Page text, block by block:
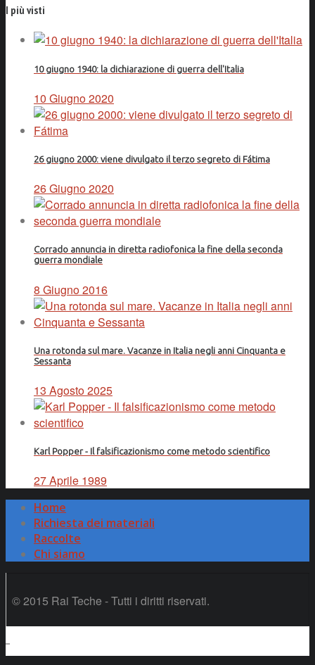
I più visti
10 giugno 1940: la dichiarazione di guerra dell'Italia
10 Giugno 2020
26 giugno 2000: viene divulgato il terzo segreto di Fátima
26 Giugno 2020
Corrado annuncia in diretta radiofonica la fine della seconda
guerra mondiale
8 Giugno 2016
Una rotonda sul mare. Vacanze in Italia negli anni Cinquanta e
Sessanta
13 Agosto 2025
Karl Popper - Il falsificazionismo come metodo scientifico
27 Aprile 1989
Home
Richiesta dei materiali
Raccolte
Chi siamo
© 2015 Rai Teche - Tutti i diritti riservati.